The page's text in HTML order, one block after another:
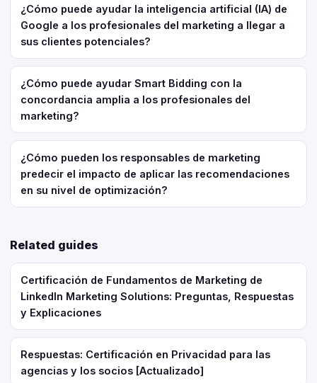
¿Cómo puede ayudar la inteligencia artificial (IA) de
Google a los profesionales del marketing a llegar a
sus clientes potenciales?
¿Cómo puede ayudar Smart Bidding con la
concordancia amplia a los profesionales del
marketing?
¿Cómo pueden los responsables de marketing
predecir el impacto de aplicar las recomendaciones
en su nivel de optimización?
Related guides
Certificación de Fundamentos de Marketing de
LinkedIn Marketing Solutions: Preguntas, Respuestas
y Explicaciones
Respuestas: Certificación en Privacidad para las
agencias y los socios [Actualizado]